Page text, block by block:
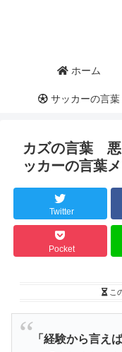
ホーム
サッカーの言葉
カズの言葉
ッカーの言葉
Twitter
Pocket
こ
「経験から言え